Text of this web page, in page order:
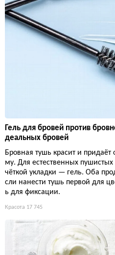
Гель для бровей против
деальных бровей
Бровная тушь красит и
му. Для естественных
чёткой укладки — гель. Оба
сли нанести тушь первой для
ь для фиксации.
Красота 17 745